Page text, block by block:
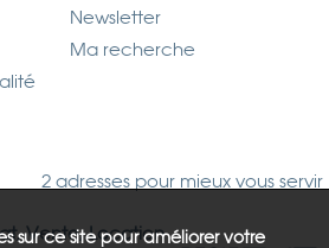
Newsletter
Ma recherche
2 adresses pour mieux vous servir
Vente, Location
sur ce site pour améliorer votre